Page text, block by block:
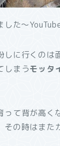
た～
しに行くのは
しまうモッタ
って背が高く
その時はまた